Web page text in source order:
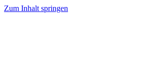
Zum Inhalt springen